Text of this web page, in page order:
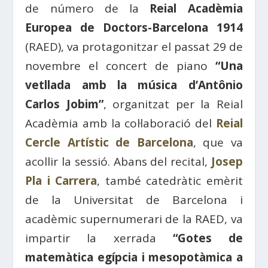
de número de la Reial Acadèmia
Europea de Doctors-Barcelona 1914
(RAED), va protagonitzar el passat 29 de
novembre el concert de piano “Una
vetllada amb la música d’Antônio
Carlos Jobim”, organitzat per la Reial
Acadèmia amb la col·laboració del Reial
Cercle Artístic de Barcelona, que va
acollir la sessió. Abans del recital, Josep
Pla i Carrera, també catedràtic emèrit
de la Universitat de Barcelona i
acadèmic supernumerari de la RAED, va
impartir la xerrada “Gotes de
matemàtica egípcia i mesopotàmica a